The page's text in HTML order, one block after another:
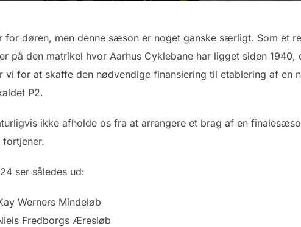
for døren, men denne sæson er noget ganske særligt. Som et
på den matrikel hvor Aarhus Cyklebane har ligget siden
vi for at skaffe den nødvendige finansiering til etablering af en
P2.
ikke afholde os fra at arrangere et brag af en
ser således ud:
Werners Mindeløb
Fredborgs Æresløb